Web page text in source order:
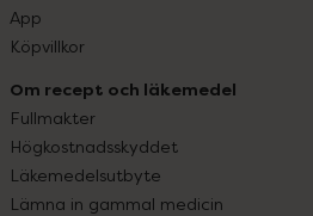
App
Köpvillkor
Om recept och läkemedel
Fullmakter
Högkostnadsskyddet
Läkemedelsutbyte
Lämna in gammal medicin